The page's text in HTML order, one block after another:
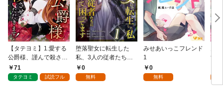
【タテヨミ】1.愛する
公爵様、謹んで殺させ
ていただきます！
71
タテヨミ 試読フル
堕落聖女に転生した
私、3人の従者たちに
抱かれて困ってます 第
1話
0
無料
みせあいっこフレンド
1
0
無料
す
ま